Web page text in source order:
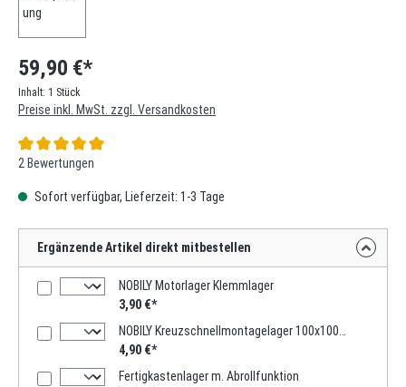
59,90 €*
Inhalt: 1 Stück
Preise inkl. MwSt. zzgl. Versandkosten
Durchschnittliche Bewertung von 5 von 5 Sternen
2 Bewertungen
Sofort verfügbar, Lieferzeit: 1-3 Tage
Ergänzende Artikel direkt mitbestellen
NOBILY Motorlager Klemmlager
3,90 €*
NOBILY Kreuzschnellmontagelager 100x100mm
4,90 €*
Fertigkastenlager m. Abrollfunktion